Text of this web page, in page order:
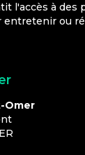
l'accès à des
entretenir ou
Omer